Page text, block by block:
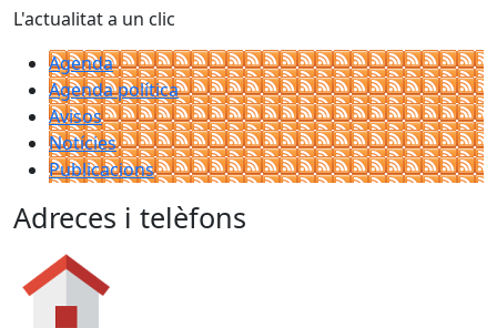
L'actualitat a un clic
Agenda
Agenda política
Avisos
Notícies
Publicacions
Adreces i telèfons